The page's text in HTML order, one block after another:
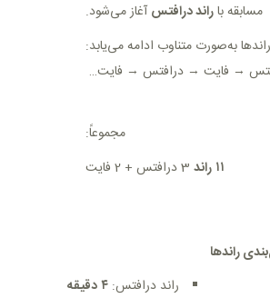
مسابقه باراند درافتس آغاز می‌شود.
به‌صورت متناوب ادامه می‌یابد:
→ فایت → درافتس → فایت…
مجموعاً:
۱۱ راند
راندها
راند درافتس: ۴دقیقه